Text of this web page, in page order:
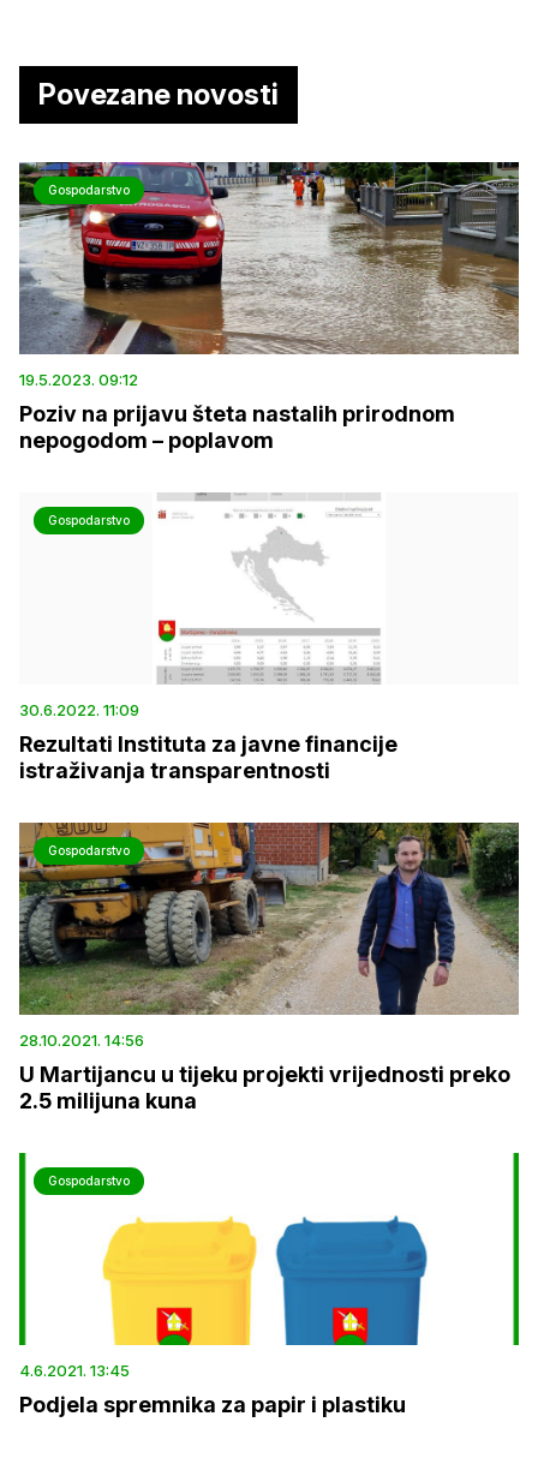
Povezane novosti
Gospodarstvo
19.5.2023. 09:12
Poziv na prijavu šteta nastalih prirodnom
nepogodom – poplavom
Gospodarstvo
30.6.2022. 11:09
Rezultati Instituta za javne financije
istraživanja transparentnosti
Gospodarstvo
28.10.2021. 14:56
U Martijancu u tijeku projekti vrijednosti preko
2.5 milijuna kuna
Gospodarstvo
4.6.2021. 13:45
Podjela spremnika za papir i plastiku